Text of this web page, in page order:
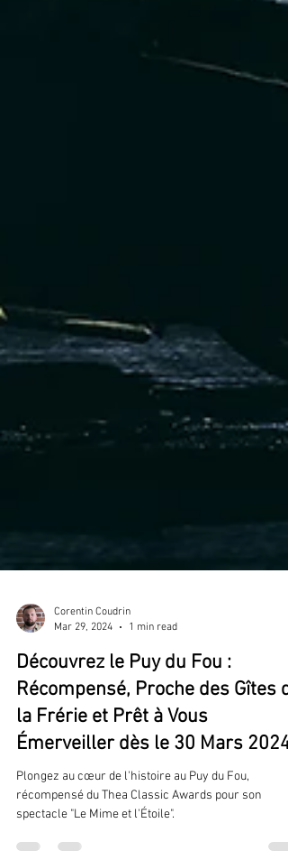
Corentin Coudrin
Mar 29, 2024
1 min read
Découvrez le Puy du Fou :
Récompensé, Proche des Gîtes
la Frérie et Prêt à Vous
Émerveiller dès le 30 Mars 2024!
récompensé du Thea Classic Awards pour son